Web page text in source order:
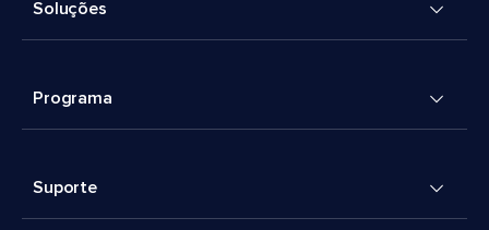
Soluções
Programa
Suporte